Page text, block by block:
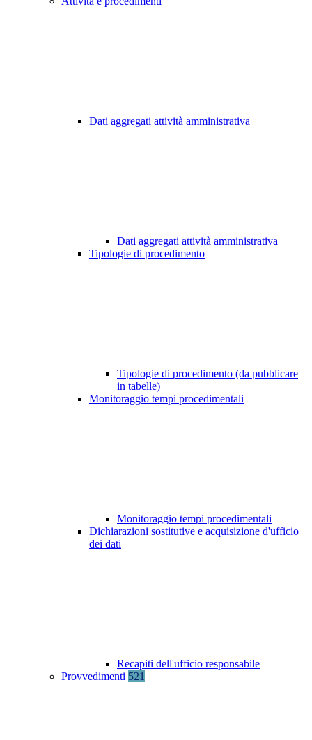
Dati aggregati attività amministrativa
Dati aggregati attività amministrativa
Tipologie di procedimento
Tipologie di procedimento (da pubblicare
in tabelle)
Monitoraggio tempi procedimentali
Monitoraggio tempi procedimentali
Dichiarazioni sostitutive e acquisizione d'ufficio
dei dati
Recapiti dell'ufficio responsabile
Provvedimenti 521